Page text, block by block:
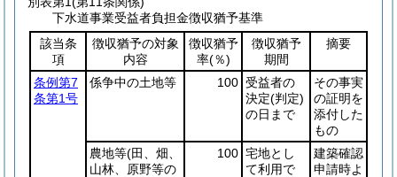
下水道事業受益者負担金徴収猶予基準
該当条
項
徴収猶予の対象
内容
徴収猶予
率(％)
徴収猶予
期間
摘要
条例第7
条第1号
係争中の土地等 100 受益者の
決定(判定)
の日まで
その事実
の証明を
添付した
もの
農地等(田、畑、
山林、原野等の
100 宅地とし
て利用で
建築確認
申請時よ